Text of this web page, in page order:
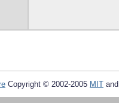
Copyright © 2002-2005 MIT